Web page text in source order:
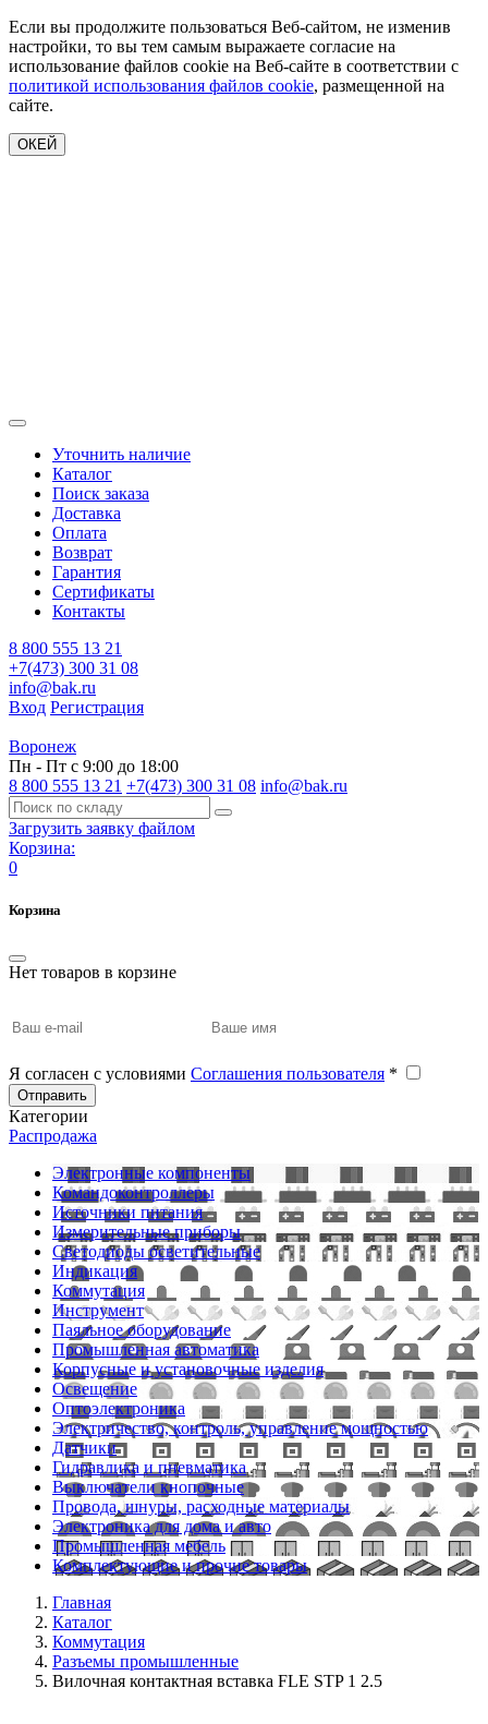
Если вы продолжите пользоваться Веб-сайтом, не изменив
настройки, то вы тем самым выражаете согласие на
использование файлов cookie на Веб-сайте в соответствии с
политикой использования файлов cookie, размещенной на
сайте.
ОКЕЙ
Уточнить наличие
Каталог
Поиск заказа
Доставка
Оплата
Возврат
Гарантия
Сертификаты
Контакты
8 800 555 13 21
+7(473) 300 31 08
info@bak.ru
Вход Регистрация
Воронеж
Пн - Пт с 9:00 до 18:00
8 800 555 13 21 +7(473) 300 31 08 info@bak.ru
Загрузить заявку файлом
Корзина:
0
Корзина
Нет товаров в корзине
Я согласен с условиями Соглашения пользователя *
Отправить
Категории
Распродажа
Электронные компоненты
Командоконтроллеры
Источники питания
Измерительные приборы
Светодиоды осветительные
Индикация
Коммутация
Инструмент
Паяльное оборудование
Промышленная автоматика
Корпусные и установочные изделия
Освещение
Оптоэлектроника
Электричество, контроль, управление мощностью
Датчики
Гидравлика и пневматика
Выключатели кнопочные
Провода, шнуры, расходные материалы
Электроника для дома и авто
Промышленная мебель
Комплектующие и прочие товары
Главная
Каталог
Коммутация
Разъемы промышленные
Вилочная контактная вставка FLE STP 1 2.5